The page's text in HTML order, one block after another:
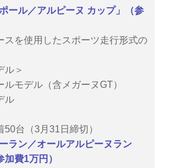
ール／アルピーヌ カップ」（参
スを使用したスポーツ走行形式の
ル＞
ルモデル（含メガーヌGT）
ル
台（3月31日締切）
ラン／オールアルピーヌラン
加費1万円）